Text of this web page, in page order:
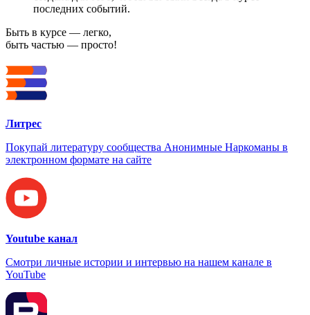
последних событий.
Быть в курсе — легко,
быть частью — просто!
Литрес
Покупай литературу сообщества Анонимные Наркоманы в
электронном формате на сайте
Youtube канал
Смотри личные истории и интервью на нашем канале в
YouTube